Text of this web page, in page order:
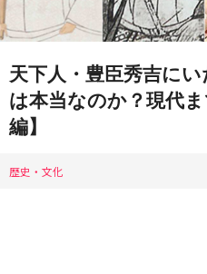
天下人・豊臣秀吉に
は本当なのか？現代
編】
歴史・文化